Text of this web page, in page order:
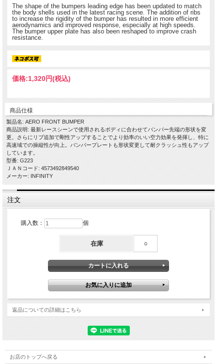
The shape of the bumpers leading edge has been updated to match
the body shells used in the latest racing scene. The addition of ribs
to increase the rigidity of the bumper has resulted in more efficient
aerodynamics and improved response, especially at high speeds.
The bumper upper plate has also been reshaped to improve crash
resistance.
価格:1,320円(税込)
商品仕様
製品名: AERO FRONT BUMPER
商品説明: 最新レースシーンで使用されるボディに合わせてバンパー先端の形状を変
更。さらにリブ追加で剛性アップすることでより効率のいい空力効果を発揮し、特に
高速域での操縦性が向上。バンパープレートも形状変更して耐クラッシュ性もアップ
しています。
型番: G223
ＪＡＮコード: 4573492849540
メーカー: INFINITY
注文
購入数： 個
在庫 ○
返品についての詳細はこちら
お店のトップへ戻る